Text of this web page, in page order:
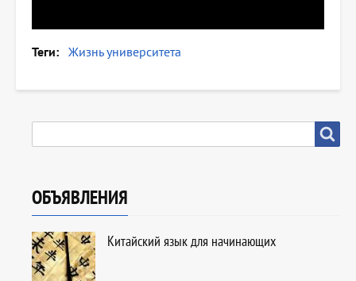
Теги Жизнь университета
ОБЪЯВЛЕНИЯ
Китайский язык для начинающих